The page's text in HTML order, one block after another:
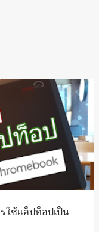
ใช้แล็ปท็อปเป็น